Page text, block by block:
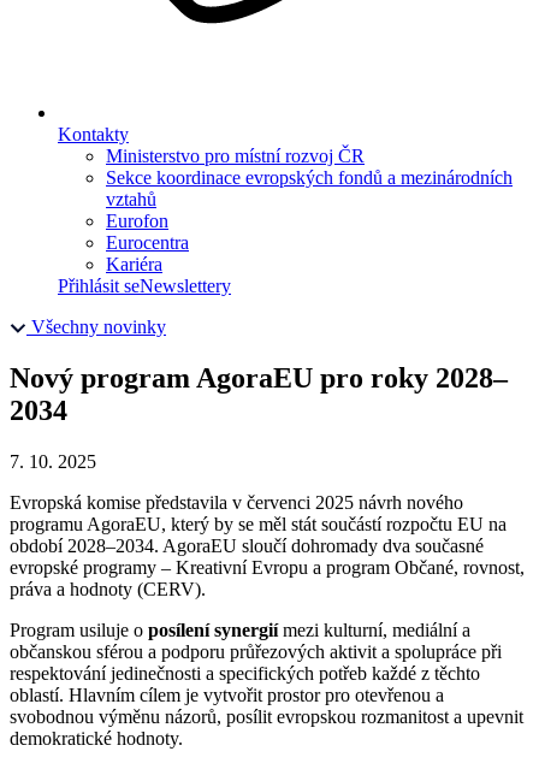
Kontakty
Ministerstvo pro místní rozvoj ČR
Sekce koordinace evropských fondů a mezinárodních
vztahů
Eurofon
Eurocentra
Kariéra
Přihlásit seNewslettery
Všechny novinky
Nový program AgoraEU pro roky 2028–
2034
7. 10. 2025
Evropská komise představila v červenci 2025 návrh nového
programu AgoraEU, který by se měl stát součástí rozpočtu EU na
období 2028–2034. AgoraEU sloučí dohromady dva současné
evropské programy – Kreativní Evropu a program Občané, rovnost,
práva a hodnoty (CERV).
Program usiluje o posílení synergiímezi kulturní, mediální a
občanskou sférou a podporu průřezových aktivit a spolupráce při
respektování jedinečnosti a specifických potřeb každé z těchto
oblastí. Hlavním cílem je vytvořit prostor pro otevřenou a
svobodnou výměnu názorů, posílit evropskou rozmanitost a upevnit
demokratické hodnoty.